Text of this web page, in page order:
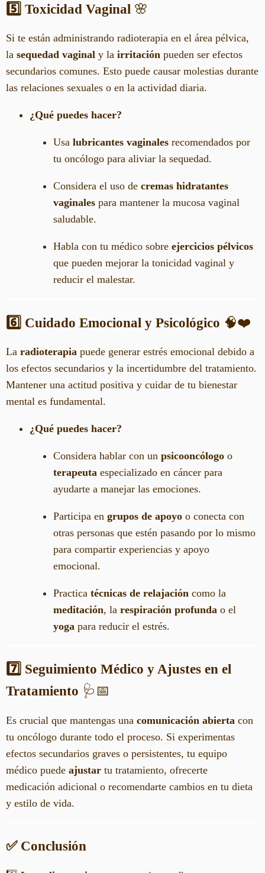
5️⃣ Toxicidad Vaginal 🌸
Si te están administrando radioterapia en el área pélvica,
la sequedad vaginal y la irritación pueden ser efectos
secundarios comunes. Esto puede causar molestias durante
las relaciones sexuales o en la actividad diaria.
¿Qué puedes hacer?
Usa lubricantes vaginales recomendados por
tu oncólogo para aliviar la sequedad.
Considera el uso de cremas hidratantes
vaginales para mantener la mucosa vaginal
saludable.
Habla con tu médico sobre ejercicios pélvicos
que pueden mejorar la tonicidad vaginal y
reducir el malestar.
6️⃣ Cuidado Emocional y Psicológico 🧠❤️
La radioterapia puede generar estrés emocional debido a
los efectos secundarios y la incertidumbre del tratamiento.
Mantener una actitud positiva y cuidar de tu bienestar
mental es fundamental.
¿Qué puedes hacer?
Considera hablar con un psicooncólogo o
terapeuta especializado en cáncer para
ayudarte a manejar las emociones.
Participa en grupos de apoyo o conecta con
otras personas que estén pasando por lo mismo
para compartir experiencias y apoyo
emocional.
Practica técnicas de relajación como la
meditación, la respiración profunda o el
yoga para reducir el estrés.
7️⃣ Seguimiento Médico y Ajustes en el
Tratamiento 🩺📅
Es crucial que mantengas una comunicación abierta con
tu oncólogo durante todo el proceso. Si experimentas
efectos secundarios graves o persistentes, tu equipo
médico puede ajustar tu tratamiento, ofrecerte
medicación adicional o recomendarte cambios en tu dieta
y estilo de vida.
✅ Conclusión